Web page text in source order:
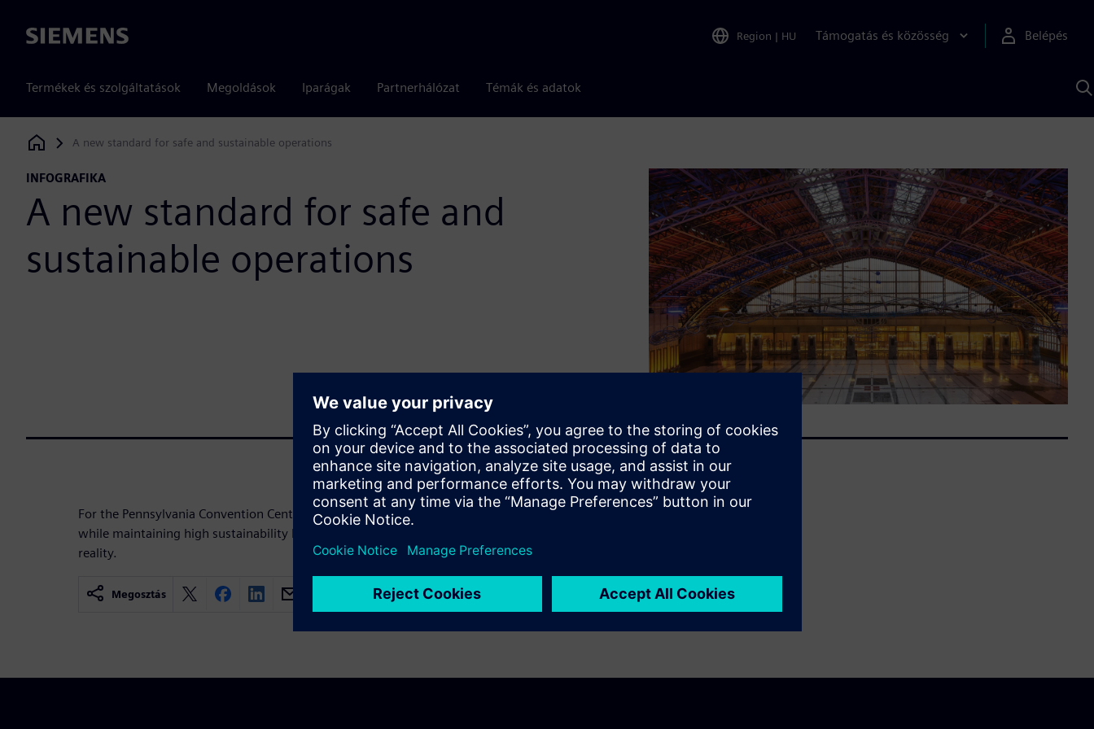
Siemens Region | HU Támogatás és közösség Belépés
Termékek és szolgáltatások Megoldások Iparágak Partnerhálózat Témák és adatok
Siemens Digital Industries Software
A new standard for safe and sustainable operations
INFOGRAFIKA
A new standard for safe and
sustainable operations
For the Pennsylvania Convention Center, ensuring visitor safety and comfort
while maintaining high sustainability has been transformed from vision to
reality.
Megosztás